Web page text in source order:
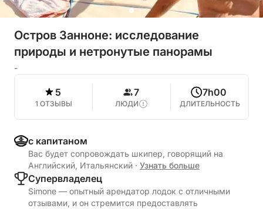
Остров Занноне: исследование
природы и нетронутые панорамы
-
5
1 ОТЗЫВЫ
7
ЛЮДИ
7h00
ДЛИТЕЛЬНОСТЬ
с капитаном
Вас будет сопровождать шкипер, говорящий на
Английский, Итальянский · Узнать больше
Cупервладелец
Simone — опытный арендатор лодок с отличными
отзывами, и он стремится предоставлять